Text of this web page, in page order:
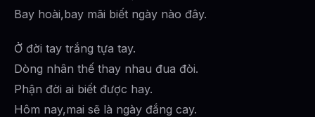
Bay hoài,bay mãi biết ngày nào đây.
Ở đời tay trắng tựa tay.
Dòng nhân thế thay nhau đua đòi.
Phận đời ai biết được hay.
Hôm nay,mai sẽ là ngày đắng cay.